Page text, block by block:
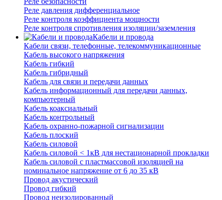
Реле давления дифференциальное
Реле контроля коэффициента мощности
Реле контроля спротивления изоляции/заземления
Кабели и провода
Кабели связи, телефонные, телекоммуникационные
Кабель высокого напряжения
Кабель гибкий
Кабель гибридный
Кабель для связи и передачи данных
Кабель информационный для передачи данных,
компьютерный
Кабель коаксиальный
Кабель контрольный
Кабель охранно-пожарной сигнализации
Кабель плоский
Кабель силовой
Кабель силовой < 1кВ для нестационарной прокладки
Кабель силовой с пластмассовой изоляцией на
номинальное напряжение от 6 до 35 кВ
Провод акустический
Провод гибкий
Провод неизолированный